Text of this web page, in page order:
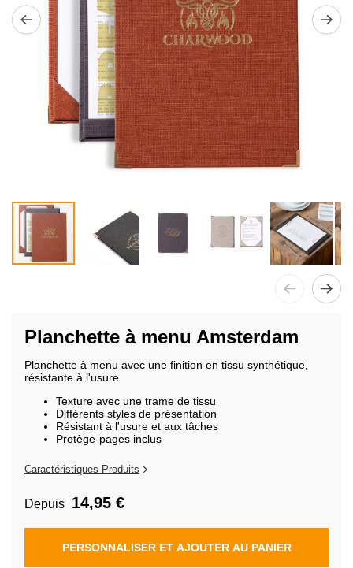
début
Galerie
Planchette à menu Amsterdam
Planchette à menu avec une finition en tissu synthétique,
résistante à l'usure
Texture avec une trame de tissu
Différents styles de présentation
Résistant à l'usure et aux tâches
Protège-pages inclus
Caractéristiques Produits
Depuis 14,95 €
PERSONNALISER ET AJOUTER AU PANIER